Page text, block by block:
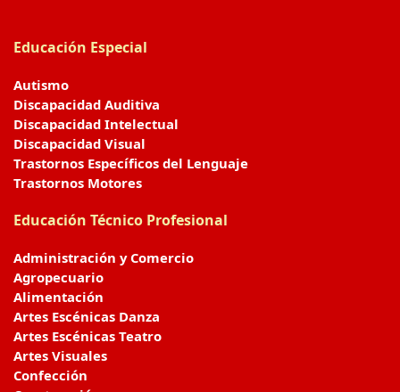
Educación Especial
Autismo
Discapacidad Auditiva
Discapacidad Intelectual
Discapacidad Visual
Trastornos Específicos del Lenguaje
Trastornos Motores
Educación Técnico Profesional
Administración y Comercio
Agropecuario
Alimentación
Artes Escénicas Danza
Artes Escénicas Teatro
Artes Visuales
Confección